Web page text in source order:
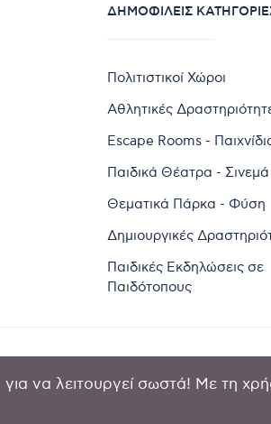
ΔΗΜΟΦΙΛΕΊΣ
Πολιτιστικοί Χώροι
Αθλητικές
Escape Rooms -
Παιδικά Θέατρα - Σινεμά
Θεματικά Πάρκα - Φύση
Δημιουργικές
Παιδικές Εκδηλώσεις σε
Παιδότοπους
να λειτουργεί σωστά! Με τη